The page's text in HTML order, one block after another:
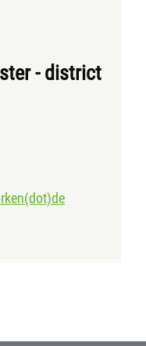
- district